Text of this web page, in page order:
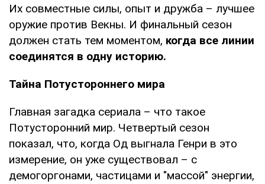
Их совместные силы, опыт и дружба – лучшее
оружие против Векны. И финальный сезон
должен стать тем моментом, когда все линии
соединятся в одну историю.
Тайна Потустороннего мира
Главная загадка сериала – что такое
Потусторонний мир. Четвертый сезон
показал, что, когда Од выгнала Генри в это
измерение, он уже существовал – с
демогоргонами, частицами и "массой" энергии,